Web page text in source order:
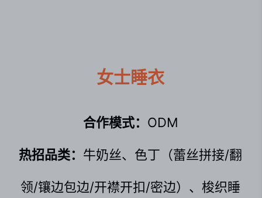
女士睡衣
合作模式： ODM
热招品类： 牛奶丝、色丁（蕾丝拼接/翻
领/镶边包边/开襟开扣/密边）、梭织睡